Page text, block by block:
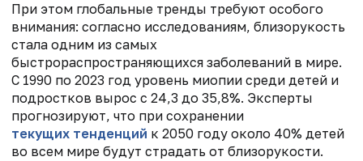
При этом глобальные тренды требуют особого
внимания: согласно исследованиям, близорукость
стала одним из самых
быстрораспространяющихся заболеваний в мире.
С 1990 по 2023 год уровень миопии среди детей и
подростков вырос с 24,3 до 35,8%. Эксперты
прогнозируют, что при сохранении
текущих тенденций к 2050 году около 40% детей
во всем мире будут страдать от близорукости.